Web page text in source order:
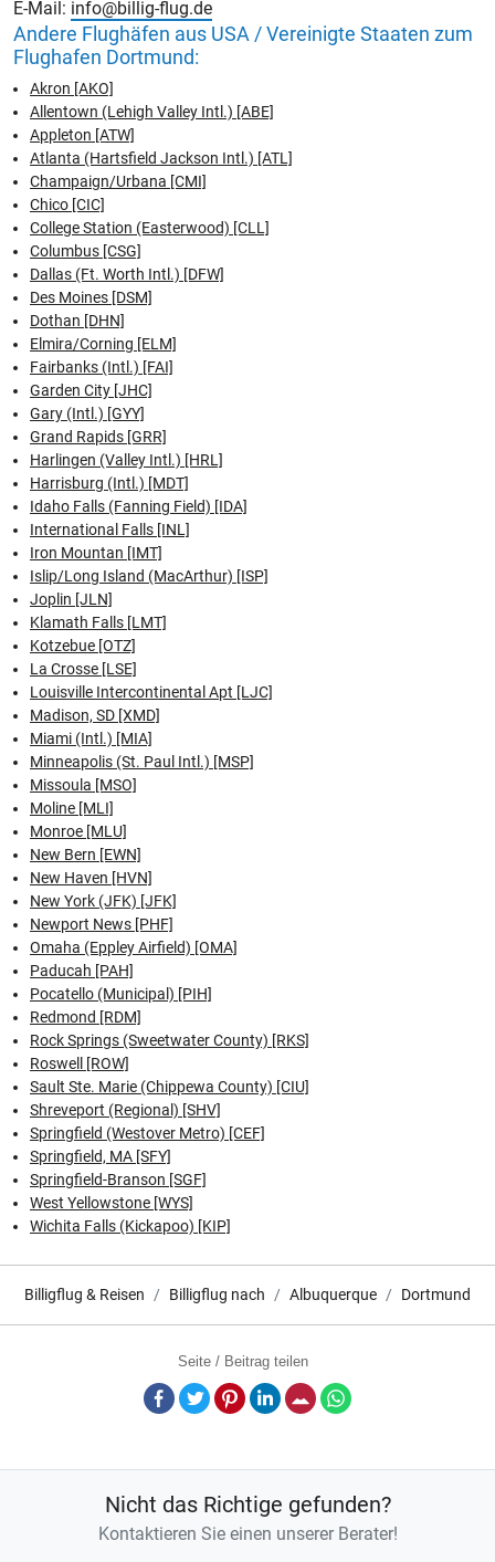
E-Mail: info@billig-flug.de
Andere Flughäfen aus USA / Vereinigte Staaten zum
Flughafen Dortmund:
Akron [AKO]
Allentown (Lehigh Valley Intl.) [ABE]
Appleton [ATW]
Atlanta (Hartsfield Jackson Intl.) [ATL]
Champaign/Urbana [CMI]
Chico [CIC]
College Station (Easterwood) [CLL]
Columbus [CSG]
Dallas (Ft. Worth Intl.) [DFW]
Des Moines [DSM]
Dothan [DHN]
Elmira/Corning [ELM]
Fairbanks (Intl.) [FAI]
Garden City [JHC]
Gary (Intl.) [GYY]
Grand Rapids [GRR]
Harlingen (Valley Intl.) [HRL]
Harrisburg (Intl.) [MDT]
Idaho Falls (Fanning Field) [IDA]
International Falls [INL]
Iron Mountan [IMT]
Islip/Long Island (MacArthur) [ISP]
Joplin [JLN]
Klamath Falls [LMT]
Kotzebue [OTZ]
La Crosse [LSE]
Louisville Intercontinental Apt [LJC]
Madison, SD [XMD]
Miami (Intl.) [MIA]
Minneapolis (St. Paul Intl.) [MSP]
Missoula [MSO]
Moline [MLI]
Monroe [MLU]
New Bern [EWN]
New Haven [HVN]
New York (JFK) [JFK]
Newport News [PHF]
Omaha (Eppley Airfield) [OMA]
Paducah [PAH]
Pocatello (Municipal) [PIH]
Redmond [RDM]
Rock Springs (Sweetwater County) [RKS]
Roswell [ROW]
Sault Ste. Marie (Chippewa County) [CIU]
Shreveport (Regional) [SHV]
Springfield (Westover Metro) [CEF]
Springfield, MA [SFY]
Springfield-Branson [SGF]
West Yellowstone [WYS]
Wichita Falls (Kickapoo) [KIP]
Billigflug & Reisen Billigflug nach Albuquerque Dortmund
Seite / Beitrag teilen
Facebook
TwitterPinterestLinkedInE-Mail
Nicht das Richtige gefunden?
Kontaktieren Sie einen unserer Berater!